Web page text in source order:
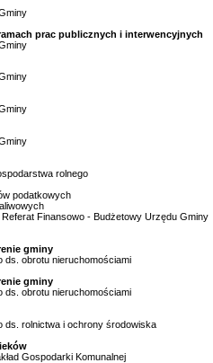
prac publicznych i interwencyjnych
rolnego
podatkowych
Finansowo - Budżetowy Urzędu Gminy
gminy
obrotu nieruchomościami
gminy
obrotu nieruchomościami
rolnictwa i ochrony środowiska
Gospodarki Komunalnej